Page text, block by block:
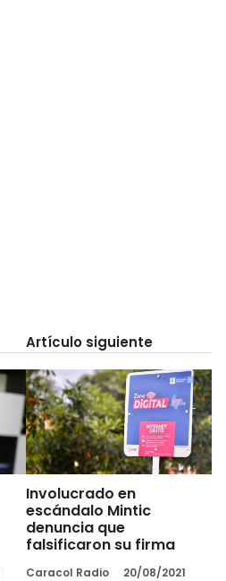
Artículo siguiente
Involucrado en
escándalo Mintic
denuncia que
falsificaron su firma
Caracol Radio 20/08/2021